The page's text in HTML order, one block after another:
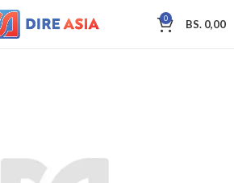
0 BS. 0,00